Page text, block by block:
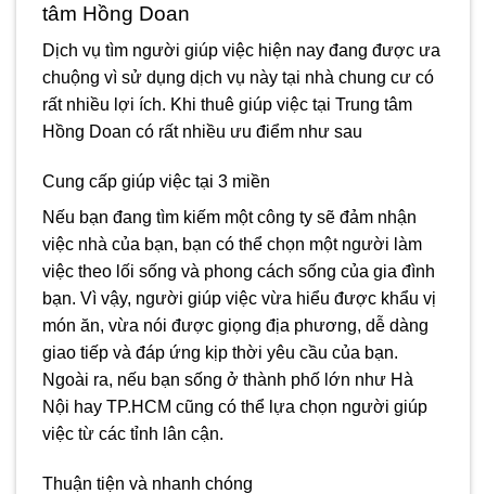
tâm Hồng Doan
Dịch vụ tìm người giúp việc hiện nay đang được ưa
chuộng vì sử dụng dịch vụ này tại nhà chung cư có
rất nhiều lợi ích. Khi thuê giúp việc tại Trung tâm
Hồng Doan có rất nhiều ưu điểm như sau
Cung cấp giúp việc tại 3 miền
Nếu bạn đang tìm kiếm một công ty sẽ đảm nhận
việc nhà của bạn, bạn có thể chọn một người làm
việc theo lối sống và phong cách sống của gia đình
bạn. Vì vậy, người giúp việc vừa hiểu được khẩu vị
món ăn, vừa nói được giọng địa phương, dễ dàng
giao tiếp và đáp ứng kịp thời yêu cầu của bạn.
Ngoài ra, nếu bạn sống ở thành phố lớn như Hà
Nội hay TP.HCM cũng có thể lựa chọn người giúp
việc từ các tỉnh lân cận.
Thuận tiện và nhanh chóng